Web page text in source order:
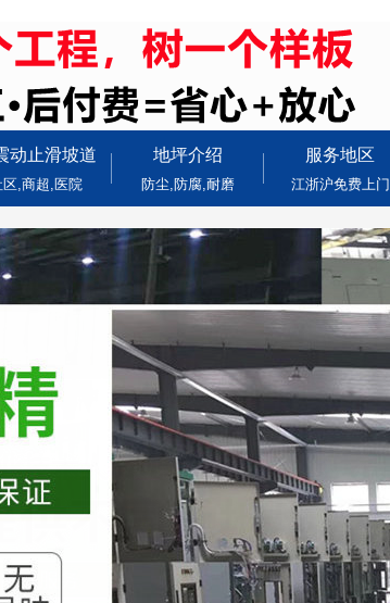
动止滑坡道
区,商超,医院
地坪介绍
防尘,防腐,耐磨
服务地区
江浙沪免费上门